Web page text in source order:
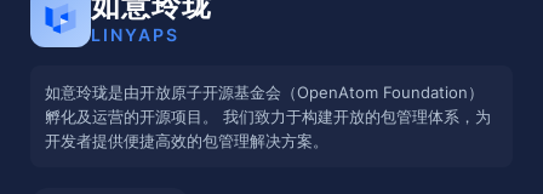
LINYAPS
如意玲珑是由开放原子开源基金会（OpenAtom Foundation）
孵化及运营的开源项目。 我们致力于构建开放的包管理体系，为
开发者提供便捷高效的包管理解决方案。